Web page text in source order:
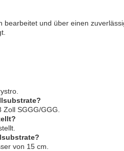
und über einen
SGGG/GGG.
von 15 cm.